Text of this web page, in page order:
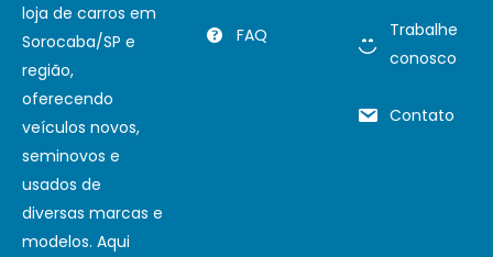
loja de carros em
Sorocaba/SP e
região,
oferecendo
veículos novos,
seminovos e
usados de
diversas marcas e
modelos. Aqui
FAQ
Trabalhe
conosco
Contato